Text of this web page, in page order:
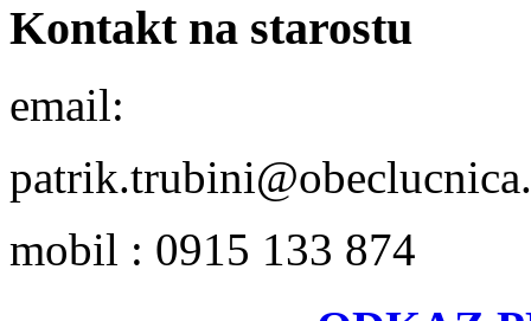
Kontakt na starostu
email:
mobil : 0915 133 874